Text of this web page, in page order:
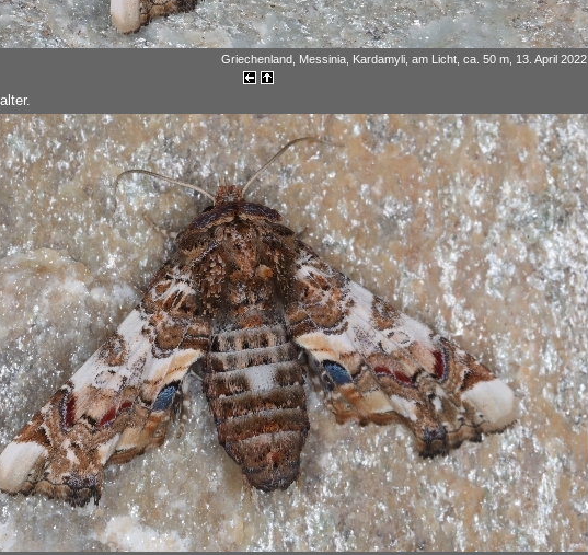
Griechenland, Messinia, Kardamyli, am Licht, ca. 50 m, 13. April 2022